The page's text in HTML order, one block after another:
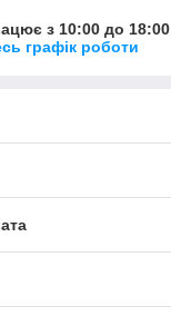
з 10:00 до 18:00
графік роботи